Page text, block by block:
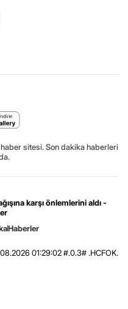
sitesi. Son dakika haberleri
karşı önlemlerini aldı -
Haberler
01:29:02 #.0.3# .HCFOK.